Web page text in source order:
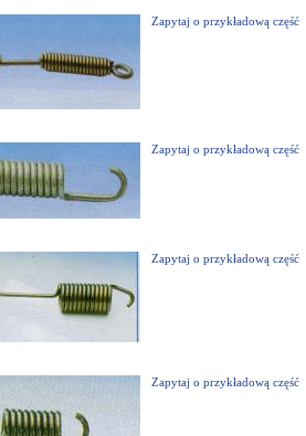
Zapytaj o przykładową część
Zapytaj o przykładową część
Zapytaj o przykładową część
Zapytaj o przykładową część